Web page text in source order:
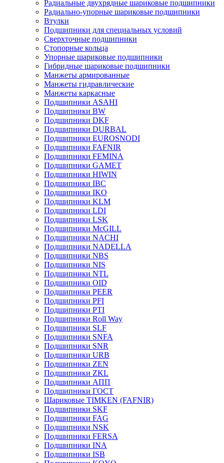
Радиальные двухрядные шариковые подшипники
Радиально-упорные шариковые подшипники
Втулки
Подшипники для специальных условий
Сверхточные подшипники
Стопорные кольца
Упорные шариковые подшипники
Гибридные шариковые подшипники
Манжеты армированные
Манжеты гидравлические
Манжеты каркасные
Подшипники ASAHI
Подшипники BW
Подшипники DKF
Подшипники DURBAL
Подшипники EUROSNODI
Подшипники FAFNIR
Подшипники FEMINA
Подшипники GAMET
Подшипники HIWIN
Подшипники IBC
Подшипники IKO
Подшипники KLM
Подшипники LDI
Подшипники LSK
Подшипники McGILL
Подшипники NACHI
Подшипники NADELLA
Подшипники NBS
Подшипники NIS
Подшипники NTL
Подшипники OID
Подшипники PEER
Подшипники PFI
Подшипники PTI
Подшипники Roll Way
Подшипники SLF
Подшипники SNFA
Подшипники SNR
Подшипники URB
Подшипники ZEN
Подшипники ZKL
Подшипники АПП
Подшипники ГОСТ
Шариковые ТІMKEN (FAFNIR)
Подшипники SKF
Подшипники FAG
Подшипники NSK
Подшипники FERSA
Подшипники INA
Подшипники ISB